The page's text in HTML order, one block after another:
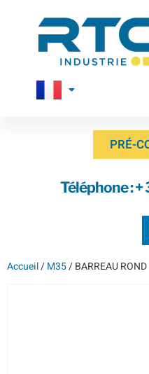
PRÉ-
Téléphone :
Accueil/M35/ BARREAU